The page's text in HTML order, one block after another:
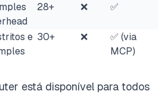
28+ ❌ ✅
e 30+ ❌
✅ (via
MCP)
está disponível para todos